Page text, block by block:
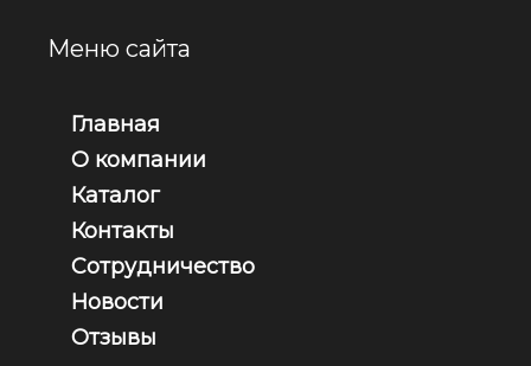
Меню сайта
Главная
О компании
Каталог
Контакты
Сотрудничество
Новости
Отзывы